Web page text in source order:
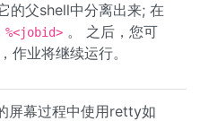
的父shell中分离出来; 在
。 之后，您可
业将继续运行。
屏幕过程中使用retty如